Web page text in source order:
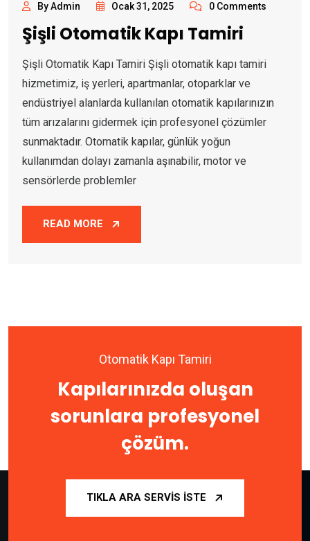
By Admin Ocak 31, 2025 0 Comments
Şişli Otomatik Kapı Tamiri
Şişli Otomatik Kapı Tamiri Şişli otomatik kapı tamiri
hizmetimiz, iş yerleri, apartmanlar, otoparklar ve
endüstriyel alanlarda kullanılan otomatik kapılarınızın
tüm arızalarını gidermek için profesyonel çözümler
sunmaktadır. Otomatik kapılar, günlük yoğun
kullanımdan dolayı zamanla aşınabilir, motor ve
sensörlerde problemler
READ MORE
Otomatik Kapı Tamiri
Kapılarınızda oluşan
sorunlara profesyonel
çözüm.
TIKLA ARA SERVIS İSTE